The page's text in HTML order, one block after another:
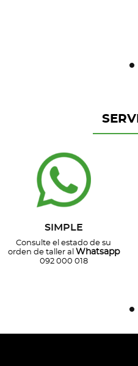
SIMPLE
Consulte el estado de su
orden de taller al
Whatsapp
092 000 018